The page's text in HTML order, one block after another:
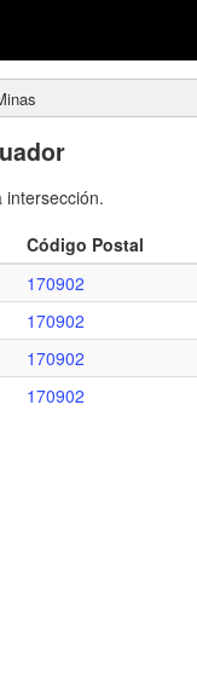
intersección.
Código Postal
170902
170902
170902
170902